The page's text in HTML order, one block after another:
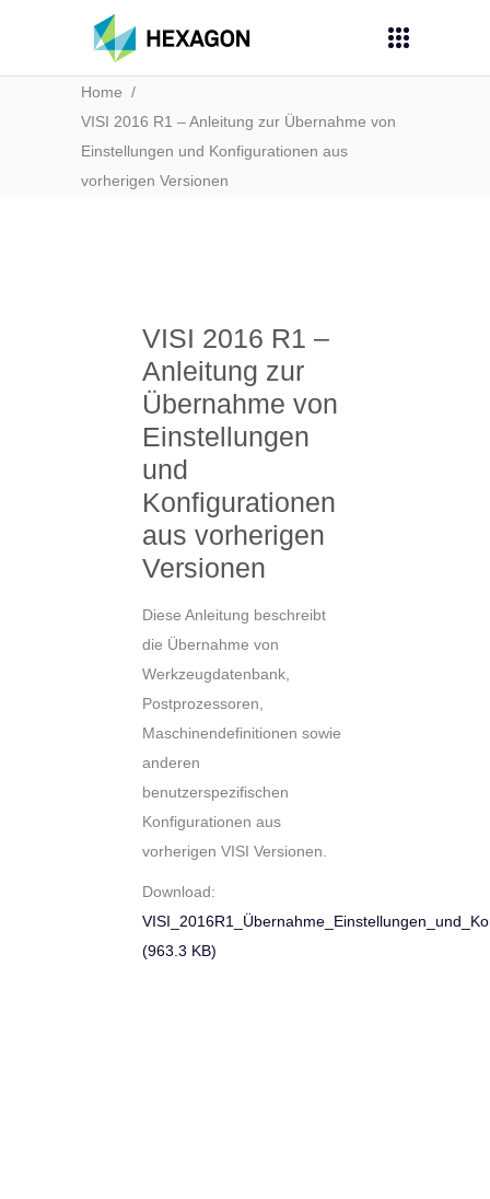
Home /
VISI 2016 R1 – Anleitung zur Übernahme von
Einstellungen und Konfigurationen aus
vorherigen Versionen
VISI 2016 R1 –
Anleitung zur
Übernahme von
Einstellungen
und
Konfigurationen
aus vorherigen
Versionen
Diese Anleitung beschreibt
die Übernahme von
Werkzeugdatenbank,
Postprozessoren,
Maschinendefinitionen sowie
anderen
benutzerspezifischen
Konfigurationen aus
vorherigen VISI Versionen.
Download:
(963.3 KB)